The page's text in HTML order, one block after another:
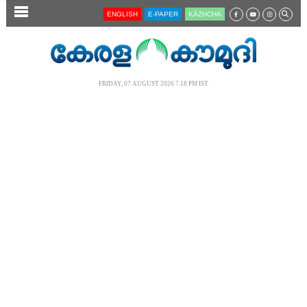
SECTIONS ENGLISH E-PAPER KĀZHCHA
FRIDAY, 07 AUGUST 2026 7.18 PM IST